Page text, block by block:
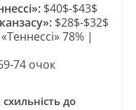
$40$-$43$
$28$-$32$
78% |
74 очок
схильність до